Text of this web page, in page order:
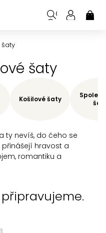
šaty
ty nevíš, do čeho se
hravost a
romantiku a
Košilové šaty